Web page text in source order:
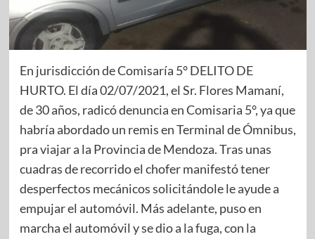
En jurisdicción de Comisaría 5° DELITO DE
HURTO. El día 02/07/2021, el Sr. Flores Mamaní,
de 30 años, radicó denuncia en Comisaria 5°, ya que
habría abordado un remis en Terminal de Ómnibus,
pra viajar a la Provincia de Mendoza. Tras unas
cuadras de recorrido el chofer manifestó tener
desperfectos mecánicos solicitándole le ayude a
empujar el automóvil. Más adelante, puso en
marcha el automóvil y se dio a la fuga, con la